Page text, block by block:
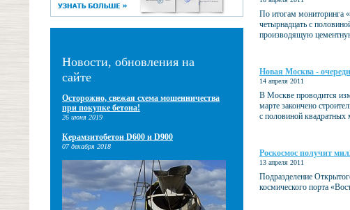
Новости, обновления на
сайте
Осторожно, свежая схема мошенничества
при покупке бетона!
26 июня 2019
Керамзитобетон D600 и D900
07 декабря 2018
По итогам мониторинга
четырнадцать с
производящую
Новая Москва -
14 апреля 2011
В Москве проводится
марте закончено
с половиной квадратных
Роскосмос получит
13 апреля 2011
Подразделение
космического порта